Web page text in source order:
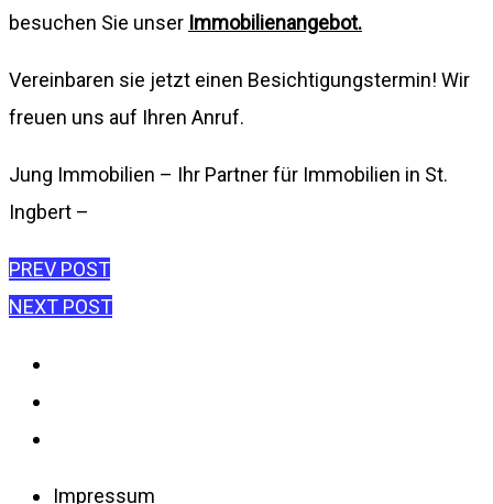
besuchen Sie unser Immobilienangebot.
Vereinbaren sie jetzt einen Besichtigungstermin! Wir
freuen uns auf Ihren Anruf.
Jung Immobilien – Ihr Partner für Immobilien in St.
Ingbert –
Beitragsnavigation
PREV POST
NEXT POST
Impressum